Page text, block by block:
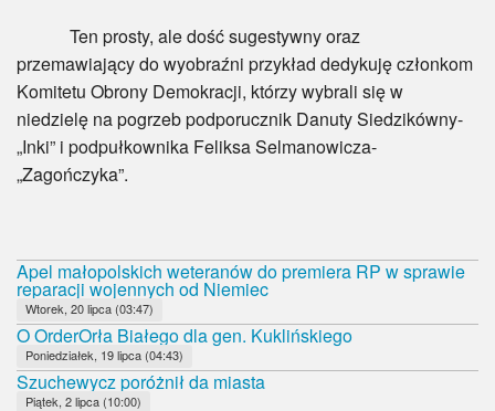
Ten prosty, ale dość sugestywny oraz
przemawiający do wyobraźni przykład dedykuję członkom
Komitetu Obrony Demokracji, którzy wybrali się w
niedzielę na pogrzeb podporucznik Danuty Siedzikówny-
„Inki” i podpułkownika Feliksa Selmanowicza-
„Zagończyka”.
Apel małopolskich weteranów do premiera RP w sprawie
reparacji wojennych od Niemiec
Wtorek, 20 lipca (03:47)
O OrderOrła Białego dla gen. Kuklińskiego
Poniedziałek, 19 lipca (04:43)
Szuchewycz poróżnił da miasta
Piątek, 2 lipca (10:00)